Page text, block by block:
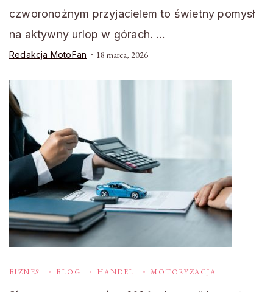
czworonożnym przyjacielem to świetny pomysł
na aktywny urlop w górach. …
Redakcja MotoFan 18 marca, 2026
BIZNES BLOG HANDEL MOTORYZACJA